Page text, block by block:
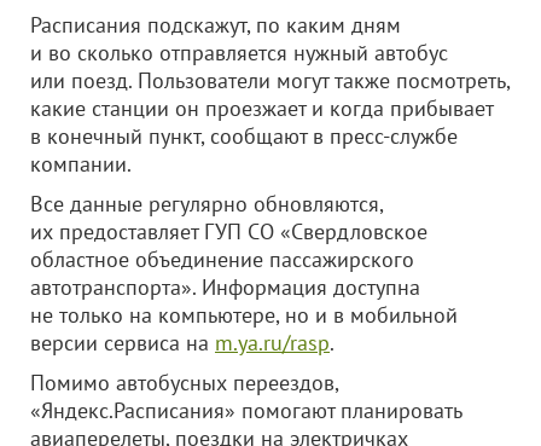
Расписания подскажут, по каким дням
и во сколько отправляется нужный автобус
или поезд. Пользователи могут также посмотреть,
какие станции он проезжает и когда прибывает
в конечный пункт, сообщают в пресс-службе
компании.
Все данные регулярно обновляются,
их предоставляет ГУП СО «Свердловское
областное объединение пассажирского
автотранспорта». Информация доступна
не только на компьютере, но и в мобильной
версии сервиса на m.ya.ru/rasp.
Помимо автобусных переездов,
«Яндекс.Расписания» помогают планировать
авиаперелеты, поездки на электричках